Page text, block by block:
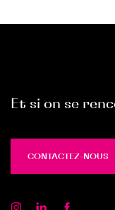
Et si on se
CONTACTEZ-NOUS